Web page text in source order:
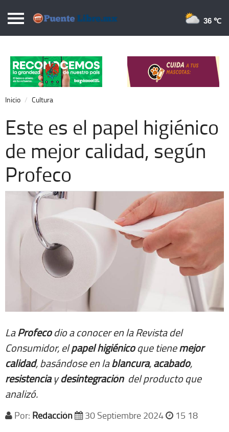
Puentelibre.mx
Local
Nacional
Opinión
Cronos
Economía
Espectáculos
36 ℃
Inicio Cultura
Este es el papel higiénico
de mejor calidad, según
Profeco
LaProfecodio a conocer en la Revista del
Consumidor, elpapelhigiénicoque tienemejor
calidad, basándose en lablancura,acabado,
resistenciaydesintegracióndel producto que
analizó.
Por: Redacción 30 Septiembre 2024 15 18